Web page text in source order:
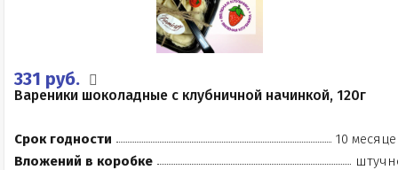
331 руб.
Вареники шоколадные с клубничной начинкой, 120г
Срок годности
10
Вложений в коробке